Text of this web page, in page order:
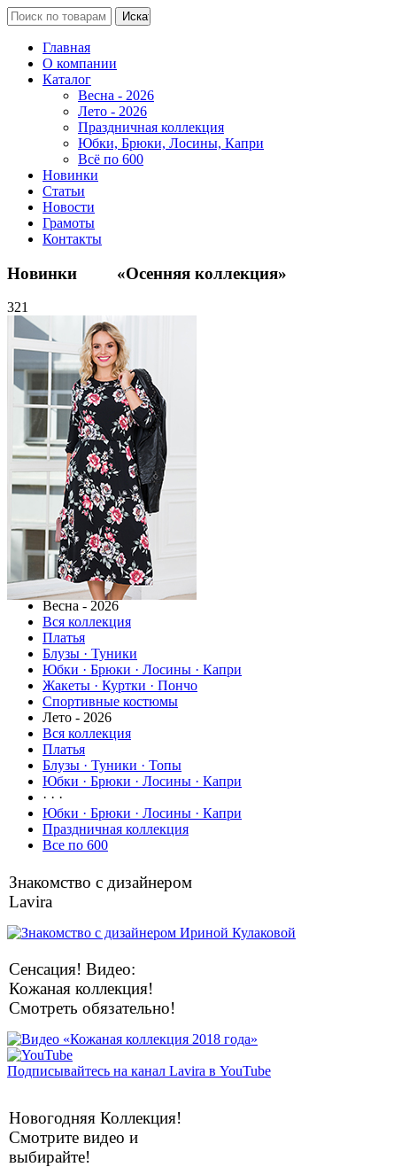
Главная
О компании
Каталог
Весна - 2026
Лето - 2026
Праздничная коллекция
Юбки, Брюки, Лосины, Капри
Всё по 600
Новинки
Статьи
Новости
Грамоты
Контакты
Новинки «Осенняя коллекция»
321
Весна - 2026
Вся коллекция
Платья
Блузы · Туники
Юбки · Брюки · Лосины · Капри
Жакеты · Куртки · Пончо
Спортивные костюмы
Лето - 2026
Вся коллекция
Платья
Блузы · Туники · Топы
Юбки · Брюки · Лосины · Капри
· · ·
Юбки · Брюки · Лосины · Капри
Праздничная коллекция
Все по 600
Знакомство с дизайнером
Lavira
Сенсация! Видео:
Кожаная коллекция!
Смотреть обязательно!
Подписывайтесь на канал Lavira в YouTube
Новогодняя Коллекция!
Смотрите видео и
выбирайте!